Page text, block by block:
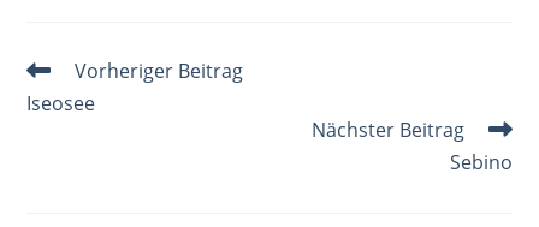
o
o
k
Weitere
Artikel
ansehen
Vorheriger Beitrag
Iseosee
Nächster Beitrag
Sebino